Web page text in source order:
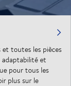
toutes les pièces
adaptabilité et
pour tous les
plus sur le